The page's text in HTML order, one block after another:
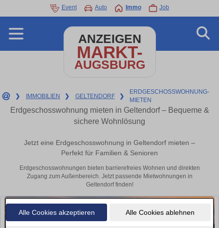
Alle Cookies akzeptieren Alle Cookies ablehnen
Event Auto Immo Job
ANZEIGEN
MARKT-
AUGSBURG
❯ IMMOBILIEN ❯ GELTENDORF ❯
ERDGESCHOSSWOHNUNG-
MIETEN
Erdgeschosswohnung mieten in Geltendorf – Bequeme &
sichere Wohnlösung
Jetzt eine Erdgeschosswohnung in Geltendorf mieten –
Perfekt für Familien & Senioren
Erdgeschosswohnungen bieten barrierefreies Wohnen und direkten
Zugang zum Außenbereich. Jetzt passende Mietwohnungen in
Geltendorf finden!